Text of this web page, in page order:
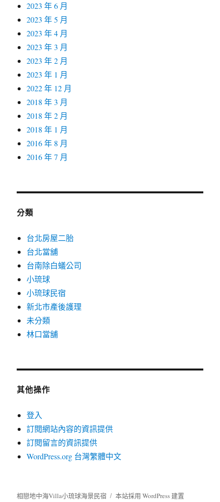
2023 年 6 月
2023 年 5 月
2023 年 4 月
2023 年 3 月
2023 年 2 月
2023 年 1 月
2022 年 12 月
2018 年 3 月
2018 年 2 月
2018 年 1 月
2016 年 8 月
2016 年 7 月
分類
台北房屋二胎
台北當舖
台南除白蟻公司
小琉球
小琉球民宿
新北市產後護理
未分類
林口當舖
其他操作
登入
訂閱網站內容的資訊提供
訂閱留言的資訊提供
WordPress.org 台灣繁體中文
相戀地中海Villa小琉球海景民宿 本站採用 WordPress 建置